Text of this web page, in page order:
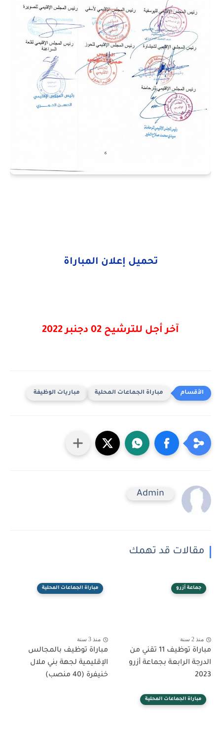
تحميل إعلان المباراة
آخر أجل للترشيح 02 دجنبر 2022
مباراة الجماعات المحلية مباريات الوظيفة
Admin
مقالات قد تهمك
جماعة أزرو
منذ 2 سنة
مباراة توظيف 11 تقني من
الدرجة الرابعة بجماعة أزرو
2023
مباراة الجماعات المحلية
منذ 3 سنة
مباراة توظيف بالمجالس
الإقليمية لجهة بني ملال
خنيفرة (40 منصب)
مباراة الجماعات المحلية